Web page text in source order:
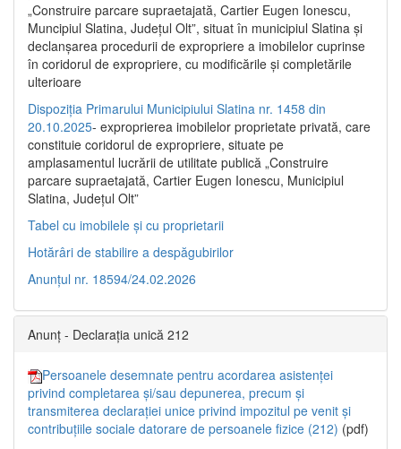
„Construire parcare supraetajată, Cartier Eugen Ionescu,
Muncipiul Slatina, Judeţul Olt”, situat în municipiul Slatina şi
declanşarea procedurii de expropriere a imobilelor cuprinse
în coridorul de expropriere, cu modificările şi completările
ulterioare
Dispoziția Primarului Municipiului Slatina nr. 1458 din
20.10.2025- exproprierea imobilelor proprietate privată, care
constituie coridorul de expropriere, situate pe
amplasamentul lucrării de utilitate publică „Construire
parcare supraetajată, Cartier Eugen Ionescu, Municipiul
Slatina, Județul Olt”
Tabel cu imobilele și cu proprietarii
Hotărâri de stabilire a despăgubirilor
Anunțul nr. 18594/24.02.2026
Anunț - Declarația unică 212
Persoanele desemnate pentru acordarea asistenței
privind completarea și/sau depunerea, precum și
transmiterea declarației unice privind impozitul pe venit și
contribuțiile sociale datorare de persoanele fizice (212) (pdf)